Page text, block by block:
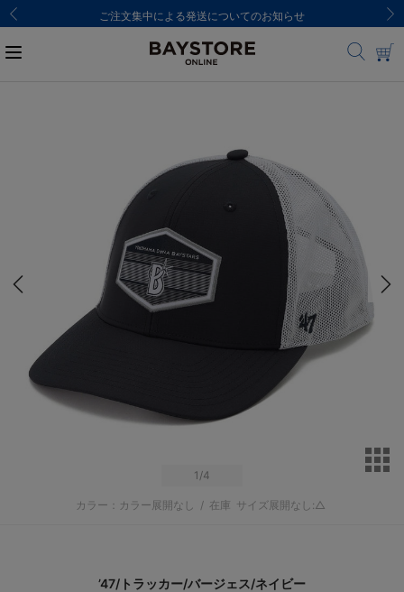
ご注文集中による発送についてのお知らせ
1 /4
カラー：カラー展開なし / 在庫 サイズ展開なし:△
’47/トラッカー/バージェス/ネイビー